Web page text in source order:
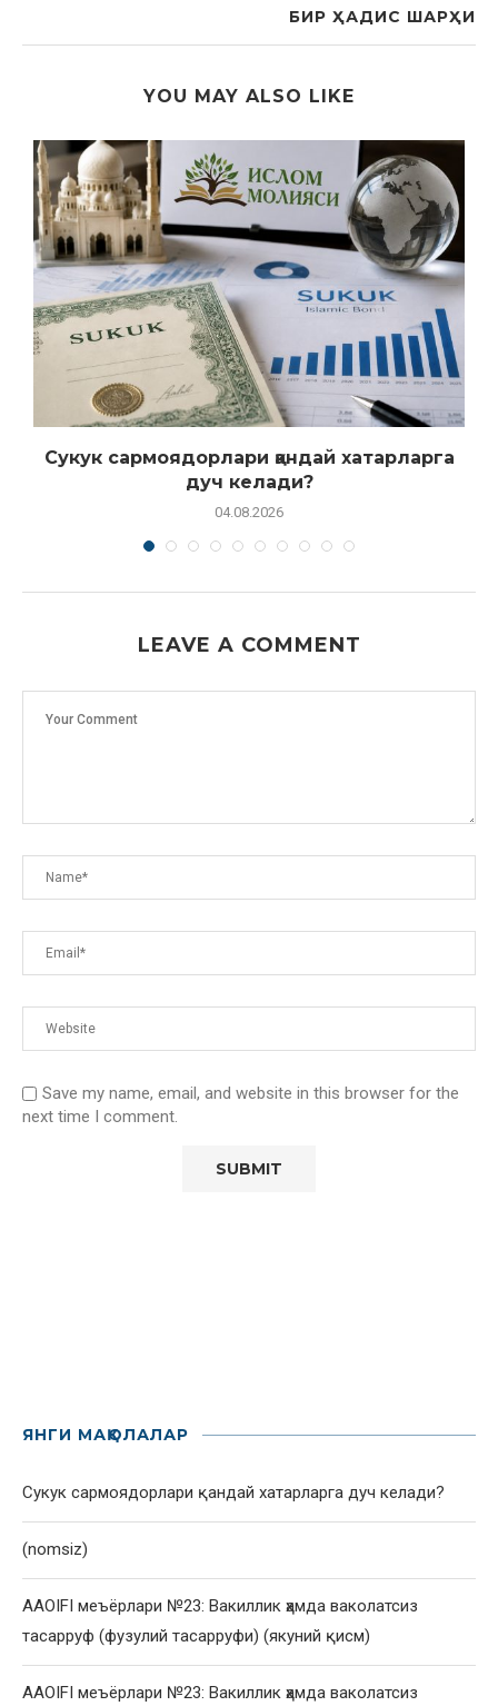
БИР ҲАДИС ШАРҲИ
YOU MAY ALSO LIKE
Сукук сармоядорлари қандай хатарларга
дуч келади?
04.08.2026
LEAVE A COMMENT
Save my name, email, and website in this browser for the
next time I comment.
ЯНГИ МАҚОЛАЛАР
Сукук сармоядорлари қандай хатарларга дуч келади?
(nomsiz)
AAOIFI меъёрлари №23: Вакиллик ҳамда ваколатсиз
тасарруф (фузулий тасарруфи) (якуний қисм)
AAOIFI меъёрлари №23: Вакиллик ҳамда ваколатсиз